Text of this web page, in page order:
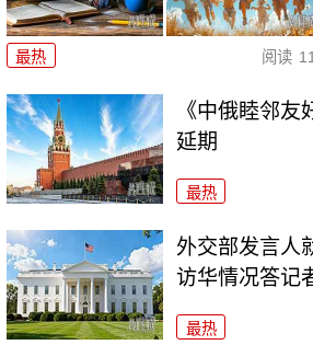
最热 阅读
《中俄睦邻
延期
最热
外交部发言人
访华情况答记
最热